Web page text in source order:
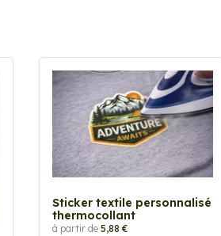
Sticker textile personnalisé
thermocollant
à partir de 5,88 €